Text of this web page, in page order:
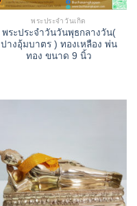
พระประจำวันเกิด
พระประจำวันวันพุธกลางวัน(
ปางอุ้มบาตร ) ทองเหลือง พ่น
ทอง ขนาด 9 นิ้ว